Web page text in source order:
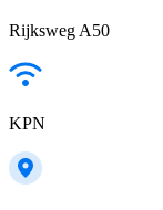
Rijksweg A50
KPN